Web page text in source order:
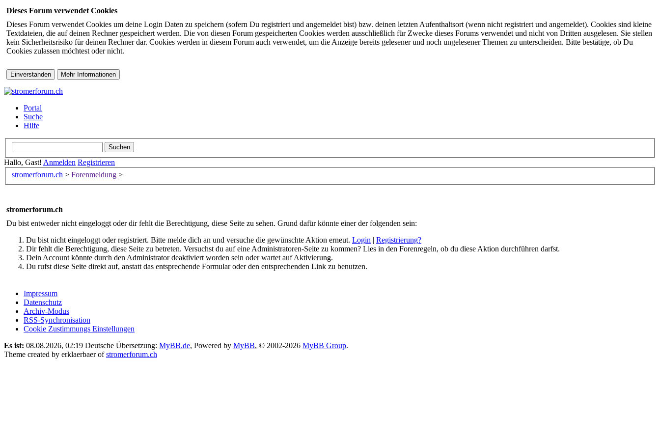
Dieses Forum verwendet Cookies
Dieses Forum verwendet Cookies um deine Login Daten zu speichern (sofern Du registriert und angemeldet bist) bzw. deinen letzten Aufenthaltsort (wenn nicht registriert und angemeldet). Cookies sind kleine
Textdateien, die auf deinen Rechner gespeichert werden. Die von diesen Forum gespeicherten Cookies werden ausschließlich für Zwecke dieses Forums verwendet und nicht von Dritten ausgelesen. Sie stellen
kein Sicherheitsrisiko für deinen Rechner dar. Cookies werden in diesem Forum auch verwendet, um die Anzeige bereits gelesener und noch ungelesener Themen zu unterscheiden. Bitte bestätige, ob Du
Cookies zulassen möchtest oder nicht.
Portal
Suche
Hilfe
Hallo, Gast! Anmelden Registrieren
stromerforum.ch > Forenmeldung >
stromerforum.ch
Du bist entweder nicht eingeloggt oder dir fehlt die Berechtigung, diese Seite zu sehen. Grund dafür könnte einer der folgenden sein:
Du bist nicht eingeloggt oder registriert. Bitte melde dich an und versuche die gewünschte Aktion erneut. Login | Registrierung?
Dir fehlt die Berechtigung, diese Seite zu betreten. Versuchst du auf eine Administratoren-Seite zu kommen? Lies in den Forenregeln, ob du diese Aktion durchführen darfst.
Dein Account könnte durch den Administrator deaktiviert worden sein oder wartet auf Aktivierung.
Du rufst diese Seite direkt auf, anstatt das entsprechende Formular oder den entsprechenden Link zu benutzen.
Impressum
Datenschutz
Archiv-Modus
RSS-Synchronisation
Cookie Zustimmungs Einstellungen
Es ist: 08.08.2026, 02:19 Deutsche Übersetzung: MyBB.de, Powered by MyBB, © 2002-2026 MyBB Group.
Theme created by erklaerbaer ofstromerforum.ch